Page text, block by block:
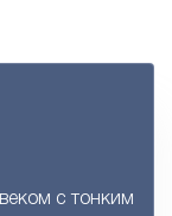
с тонким